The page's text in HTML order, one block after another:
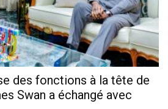
des fonctions à la tête de
Swan a échangé avec